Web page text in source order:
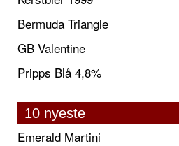
Bermuda Triangle
GB Valentine
Pripps Blå 4,8%
10 nyeste
Emerald Martini